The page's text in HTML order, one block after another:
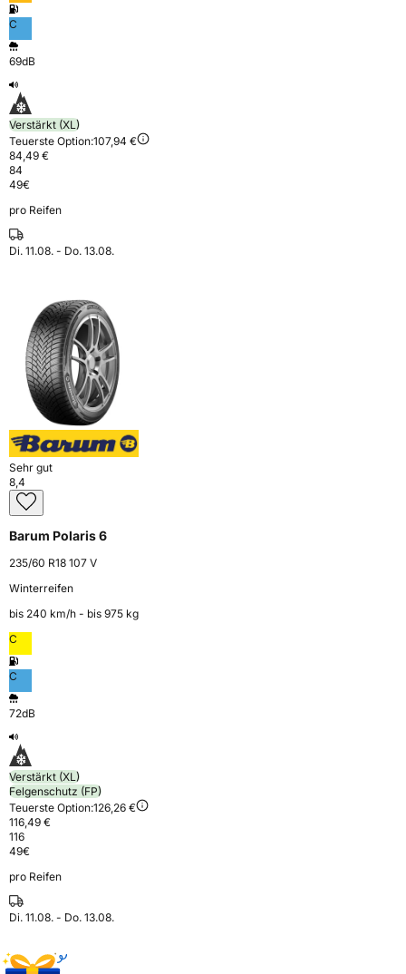
C
69dB
Verstärkt (XL)
Teuerste Option:107,94 €
84,49 €
84
49€
pro Reifen
Di. 11.08. - Do. 13.08.
Sehr gut
8,4
Barum Polaris 6
235/60 R18 107 V
Winterreifen
bis 240 km⁠/⁠h - bis 975 kg
C
C
72dB
Verstärkt (XL)
Felgenschutz (FP)
Teuerste Option:126,26 €
116,49 €
116
49€
pro Reifen
Di. 11.08. - Do. 13.08.